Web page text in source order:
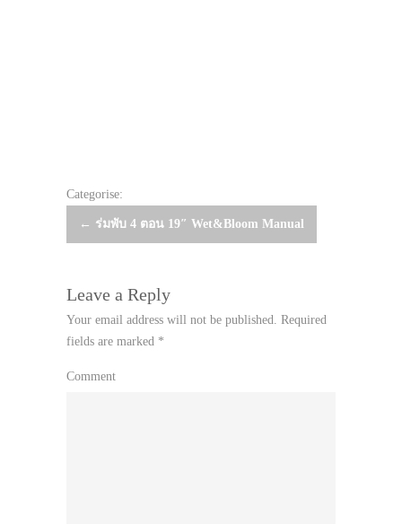
Categorise:
Post
← ร่มพับ 4 ตอน 19″ Wet&Bloom Manual
Leave a Reply
Your email address will not be published. Required
fields are marked *
Comment